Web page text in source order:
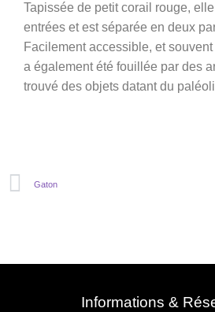
Tapissée de petit corail rouge,
entrées et est séparée en deux
Facilement accessible, et
a également été fouillée par des
trouvé des objets datant du
Gaton
Informations &